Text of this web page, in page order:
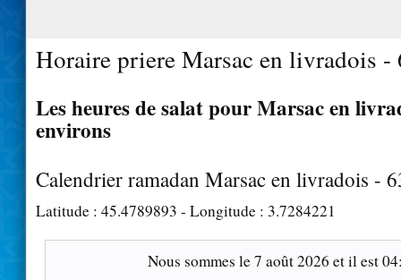
Horaire priere Marsac en livradois -
Les heures de salat pour Marsac en
environs
Calendrier ramadan Marsac en livradois -
Latitude : 45.4789893 - Longitude : 3.7284221
Nous sommes le7 août 2026 et il est